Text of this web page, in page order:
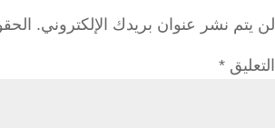
لن يتم نشر عنوان بريدك الإلكتروني.
التعليق *